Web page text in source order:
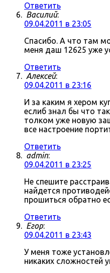
Ответить
Василий:
09.04.2011 в 23:05
Спасибо. А что там
меня даш 12625 уже
Ответить
Алексей:
09.04.2011 в 23:16
И за каким я хером
еслиб знал бы что
толком уже новую
все настроение
Ответить
admin:
09.04.2011 в 23:25
Не спешите
найдется
прошиться обратно
Ответить
Егор:
09.04.2011 в 23:43
У меня тоже
никаких сложностей